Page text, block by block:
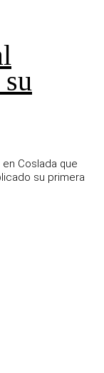
Coslada que
su primera